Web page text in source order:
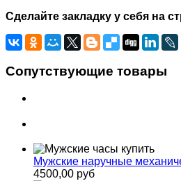
Сделайте закладку у себя на
Сопутствующие товары
Мужские наручные
4500,00 руб